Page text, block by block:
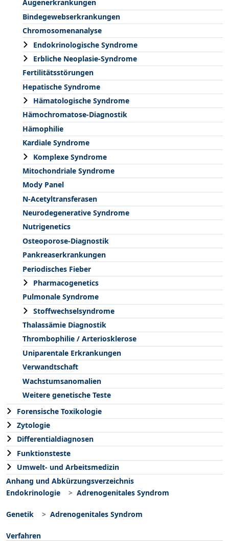
Augenerkrankungen
Bindegewebserkrankungen
Chromosomenanalyse
Endokrinologische Syndrome
Erbliche Neoplasie-Syndrome
Fertilitätsstörungen
Hepatische Syndrome
Hämatologische Syndrome
Hämochromatose-Diagnostik
Hämophilie
Kardiale Syndrome
Komplexe Syndrome
Mitochondriale Syndrome
Mody Panel
N-Acetyltransferasen
Neurodegenerative Syndrome
Nutrigenetics
Osteoporose-Diagnostik
Pankreaserkrankungen
Periodisches Fieber
Pharmacogenetics
Pulmonale Syndrome
Stoffwechselsyndrome
Thalassämie Diagnostik
Thrombophilie / Arteriosklerose
Uniparentale Erkrankungen
Verwandtschaft
Wachstumsanomalien
Weitere genetische Teste
Forensische Toxikologie
Zytologie
Differentialdiagnosen
Funktionsteste
Umwelt- und Arbeitsmedizin
Anhang und Abkürzungsverzeichnis
Endokrinologie
Adrenogenitales Syndrom
Genetik Adrenogenitales Syndrom
Verfahren